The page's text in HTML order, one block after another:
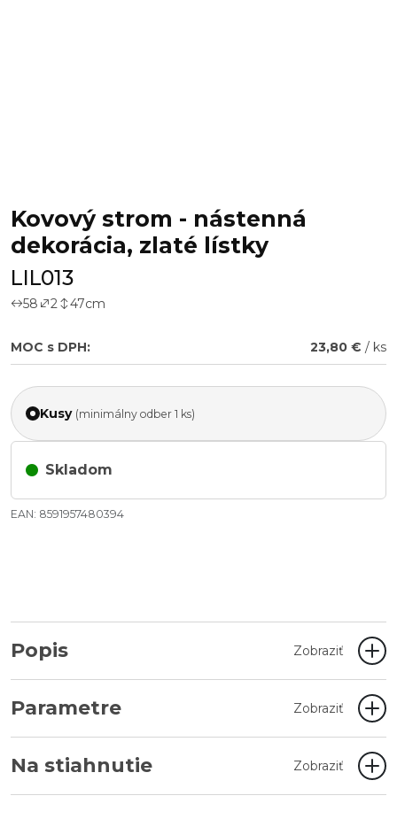
Kovový strom - nástenná
dekorácia, zlaté lístky
LIL013
58 2 47cm
MOC s DPH: 23,80 € / ks
Kusy (minimálny odber 1 ks)
Skladom
EAN: 8591957480394
Popis Zobraziť
Parametre Zobraziť
Na stiahnutie Zobraziť